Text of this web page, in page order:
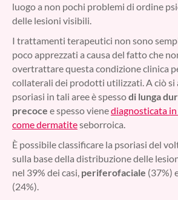
luogo a non pochi problemi di ordine
delle lesioni visibili.
I trattamenti terapeutici non sono
poco apprezzati a causa del fatto che
overtrattare questa condizione clinica
collaterali dei prodotti utilizzati. A ciò si
psoriasi in tali aree è spessodi lunga
precoce e spesso vienediagnosticata
come dermatiteseborroica.
È possibile classificare la psoriasi del
sulla base della distribuzione delle
nel 39% dei casi, periferofaciale (37%)
(24%).